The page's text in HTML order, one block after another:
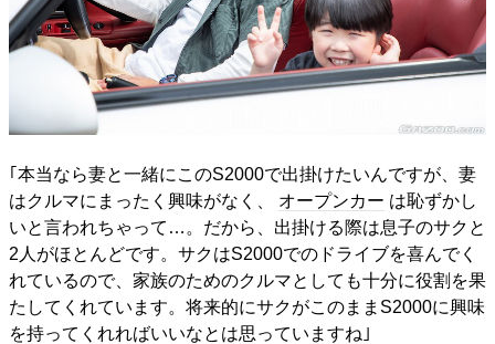
｢本当なら妻と一緒にこのS2000で出掛けたいんですが、妻
はクルマにまったく興味がなく、
オープンカー は恥ずかし
いと言われちゃって…。だから、出掛ける際は息子のサクと
2人がほとんどです。サクはS2000でのドライブを喜んでく
れているので、家族のためのクルマとしても十分に役割を果
たしてくれています。将来的にサクがこのままS2000に興味
を持ってくれればいいなとは思っていますね｣